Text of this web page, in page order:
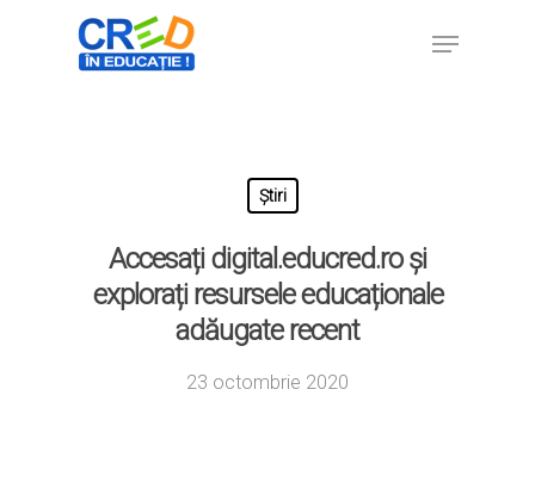
Știri
Accesați digital.educred.ro și
explorați resursele educaționale
adăugate recent
23 octombrie 2020